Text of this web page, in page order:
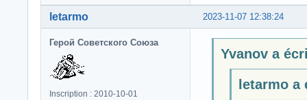
2023-11-07 12:38:24
letarmo
Герой Советского Союза
Inscription : 2010-10-01
Yvanov a
letarmo a